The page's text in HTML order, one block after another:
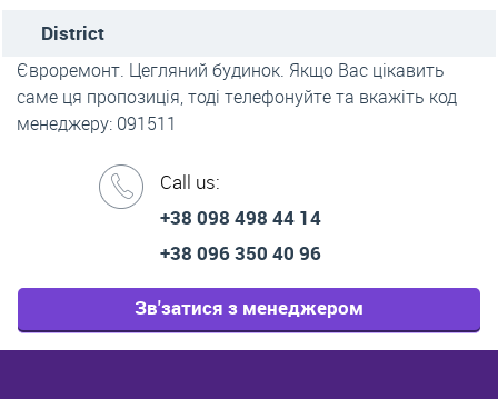
District
Євроремонт. Цегляний будинок. Якщо Вас цікавить
саме ця пропозиція, тоді телефонуйте та вкажіть код
менеджеру: 091511
Call us:
+38 098 498 44 14
+38 096 350 40 96
Зв'затися з менеджером